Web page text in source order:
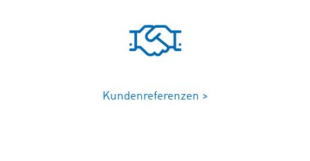
Kundenreferenzen >